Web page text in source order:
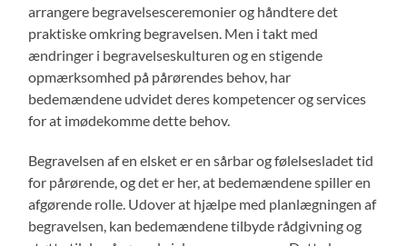
arrangere begravelsesceremonier og håndtere det
praktiske omkring begravelsen. Men i takt med
ændringer i begravelseskulturen og en stigende
opmærksomhed på pårørendes behov, har
bedemændene udvidet deres kompetencer og services
for at imødekomme dette behov.
Begravelsen af en elsket er en sårbar og følelsesladet tid
for pårørende, og det er her, at bedemændene spiller en
afgørende rolle. Udover at hjælpe med planlægningen af
begravelsen, kan bedemændene tilbyde rådgivning og